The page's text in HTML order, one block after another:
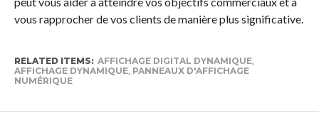
vous rapprocher de vos clients de manière plus significative.
RELATED ITEMS: AFFICHAGE DIGITAL DYNAMIQUE,
AFFICHAGE DYNAMIQUE, PANNEAUX D'AFFICHAGE
NUMÉRIQUE